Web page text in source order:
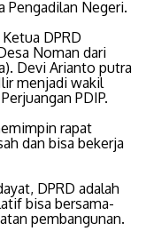
Pengadilan Negeri.
DPRD
Noman dari
Devi Arianto putra
menjadi wakil
PDIP.
rapat
dan bisa bekerja
DPRD adalah
bisa bersama-
pembangunan.